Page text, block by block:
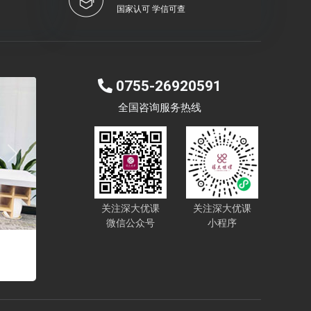
国家认可 学信可查
Next
0755-26920591
全国咨询服务热线
关注深大优课
微信公众号
关注深大优课
小程序